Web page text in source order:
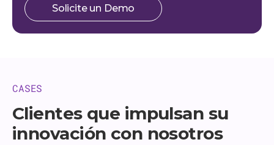
Solicite un Demo
CASES
Clientes que impulsan su
innovación con nosotros